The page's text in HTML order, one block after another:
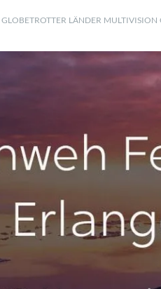
GLOBETROTTER LÄNDER MULTIVISION